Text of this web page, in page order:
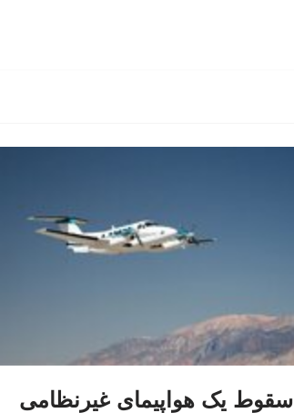
سقوط یک هواپیمای غیرنظامی